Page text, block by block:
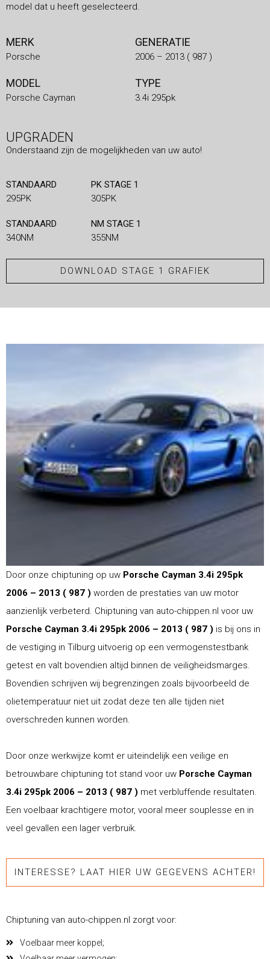
model dat u heeft geselecteerd.
MERK
Porsche
GENERATIE
2006 – 2013 ( 987 )
MODEL
Porsche Cayman
TYPE
3.4i 295pk
UPGRADEN
Onderstaand zijn de mogelijkheden van uw auto!
STANDAARD
295PK
PK STAGE 1
305PK
STANDAARD
340NM
NM STAGE 1
355NM
DOWNLOAD STAGE 1 GRAFIEK
Door onze chiptuning op uw Porsche Cayman 3.4i 295pk
2006 – 2013 ( 987 ) worden de prestaties van uw motor
aanzienlijk verbeterd. Chiptuning van auto-chippen.nl voor uw
Porsche Cayman 3.4i 295pk 2006 – 2013 ( 987 ) is bij ons in
de vestiging in Tilburg uitvoerig op een vermogenstestbank
getest en valt bovendien altijd binnen de veiligheidsmarges.
Bovendien schrijven wij begrenzingen zoals bijvoorbeeld de
olietemperatuur niet uit zodat deze ten alle tijden niet
overschreden kunnen worden.
Door onze werkwijze komt er uiteindelijk een veilige en
betrouwbare chiptuning tot stand voor uw Porsche Cayman
3.4i 295pk 2006 – 2013 ( 987 ) met verbluffende resultaten.
Een voelbaar krachtigere motor, vooral meer souplesse en in
veel gevallen een lager verbruik.
INTERESSE? LAAT HIER UW GEGEVENS ACHTER!
Chiptuning van auto-chippen.nl zorgt voor:
Voelbaar meer koppel;